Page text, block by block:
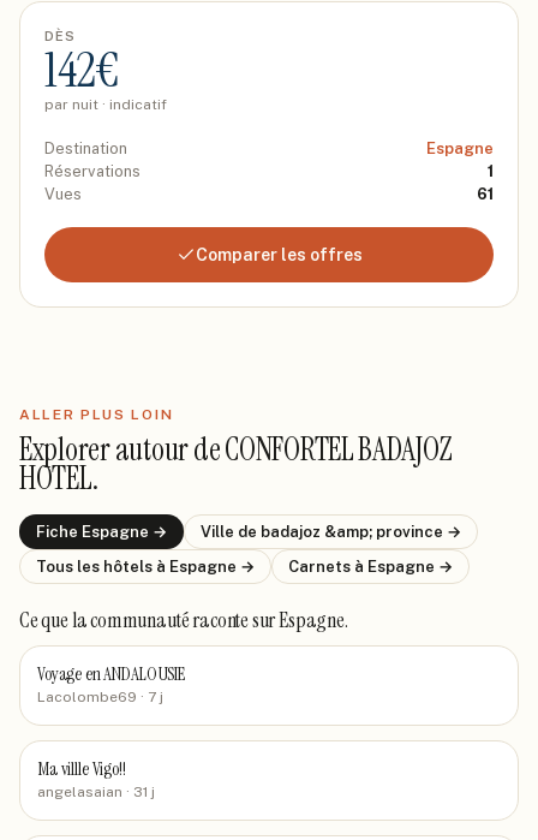
DÈS
142€
par nuit · indicatif
Destination
Espagne
Réservations
1
Vues
61
Comparer les offres
ALLER PLUS LOIN
Explorer autour deCONFORTEL BADAJOZ
HOTEL.
Fiche Espagne → Ville de badajoz &amp; province →
Tous les hôtels à Espagne → Carnets à Espagne →
Ce que la communauté racontesur Espagne.
Voyage en ANDALOUSIE
Lacolombe69 · 7 j
Ma villle Vigo!!
angelasaian · 31 j